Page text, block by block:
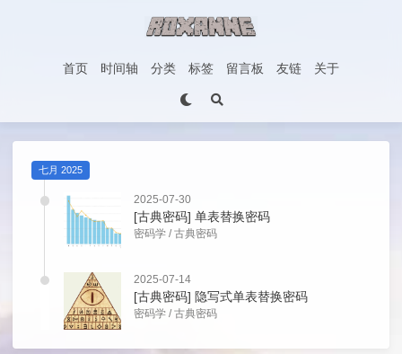
首页 时间轴 分类 标签 留言板 友链 关于
七月 2025
2025-07-30
[古典密码] 单表替换密码
密码学 /古典密码
2025-07-14
[古典密码] 隐写式单表替换密码
密码学 /古典密码